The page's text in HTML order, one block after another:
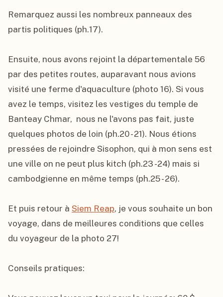
Remarquez aussi les nombreux panneaux des
partis politiques (ph.17).
Ensuite, nous avons rejoint la départementale 56
par des petites routes, auparavant nous avions
visité une ferme d'aquaculture (photo 16). Si vous
avez le temps, visitez les vestiges du temple de
Banteay Chmar,  nous ne l'avons pas fait, juste
quelques photos de loin (ph.20 - 21). Nous étions
pressées de rejoindre Sisophon, qui à mon sens est
une ville on ne peut plus kitch (ph.23 -24) mais si
cambodgienne en même temps (ph.25 - 26).
Et puis retour à Siem Reap, je vous souhaite un bon
voyage, dans de meilleures conditions que celles
du voyageur de la photo 27!
Conseils pratiques: